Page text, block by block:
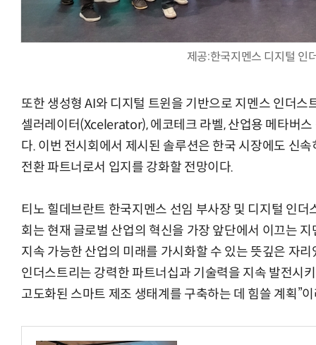
제공:한국지멘스 디지털 인
또한 생성형 AI와 디지털 트윈을 기반으로 지멘스 인더
셀러레이터(Xcelerator), 에코테크 라벨, 산업용 메타버
다. 이번 전시회에서 제시된 솔루션은 한국 시장에도 신
전환 파트너로서 입지를 강화할 전망이다.
티노 힐데브란트 한국지멘스 선임 부사장 및 디지털 인
회는 현재 글로벌 산업의 혁신을 가장 앞단에서 이끄는
지속 가능한 산업의 미래를 가시화할 수 있는 뜻깊은 자
인더스트리는 강력한 파트너십과 기술력을 지속 발전시
고도화된 스마트 제조 생태계를 구축하는 데 힘쓸 계획”